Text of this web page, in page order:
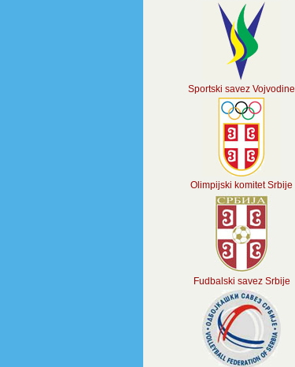
Sportski savez Vojvodine
Olimpijski komitet Srbije
Fudbalski savez Srbije